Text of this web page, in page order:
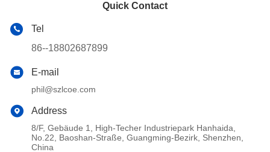
Quick Contact
Tel
86--18802687899
E-mail
phil@szlcoe.com
Address
8/F, Gebäude 1, High-Techer Industriepark Hanhaida,
No.22, Baoshan-Straße, Guangming-Bezirk, Shenzhen,
China